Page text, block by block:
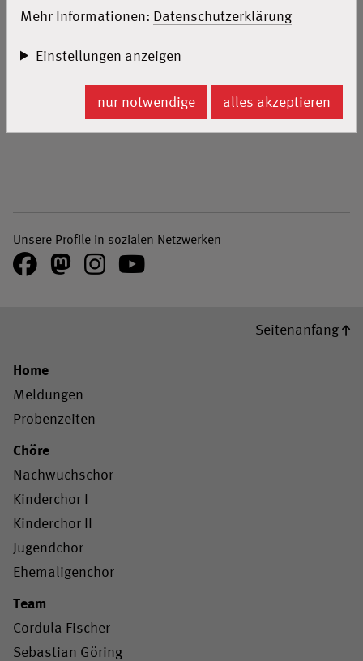
in Erwitte war aber ein ganz besonderer. Der
thüringische Ministerpräsident Bodo Ramelow lud
deshalb unsere Gewinner*innen am 17. Oktober 2024
zu Kakao und Kuchen ein!
Montag, 18.11.2024
Unsere Profile in sozialen Netzwerken
Facebook
Mastodon
Instagram
Youtube
Seitenanfang
Home
Meldungen
Probenzeiten
Chöre
Nachwuchschor
Kinderchor I
Kinderchor II
Jugendchor
Ehemaligenchor
Team
Cordula Fischer
Sebastian Göring
Mehr Informationen: Datenschutzerklärung
Einstellungen anzeigen
nur notwendige alles akzeptieren